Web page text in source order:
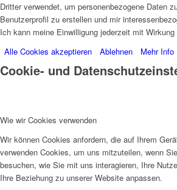
Dritter verwendet, um personenbezogene Daten
Benutzerprofil zu erstellen und mir
Ich kann meine Einwilligung jederzeit mit
Alle Cookies akzeptieren
Ablehnen Mehr Info
Cookie- und
Wie wir Cookies verwenden
Wir können Cookies anfordern, die auf Ihrem
verwenden Cookies, um uns mitzuteilen, wenn
besuchen, wie Sie mit uns interagieren, Ihre
Ihre Beziehung zu unserer Website anpassen.